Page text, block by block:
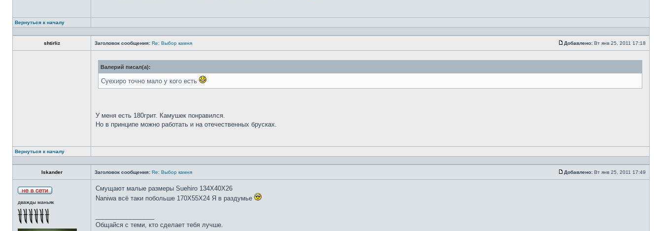
Вернуться к началу
shtirliz Заголовок сообщения: Re: Выбор камня Добавлено: Вт янв 25, 2011 17:18
Валерий писал(а):
Суехиро точно мало у кого есть
У меня есть 180грит. Камушек понравился.
Но в принципе можно работать и на отечественных брусках.
Вернуться к началу
Iskander Заголовок сообщения: Re: Выбор камня Добавлено: Вт янв 25, 2011 17:49
дважды маньяк
Смущают малые размеры Suehiro 134Х40Х26
Naniwa всё таки побольше 170Х55Х24 Я в раздумье
Общайся с теми, кто сделает тебя лучше.